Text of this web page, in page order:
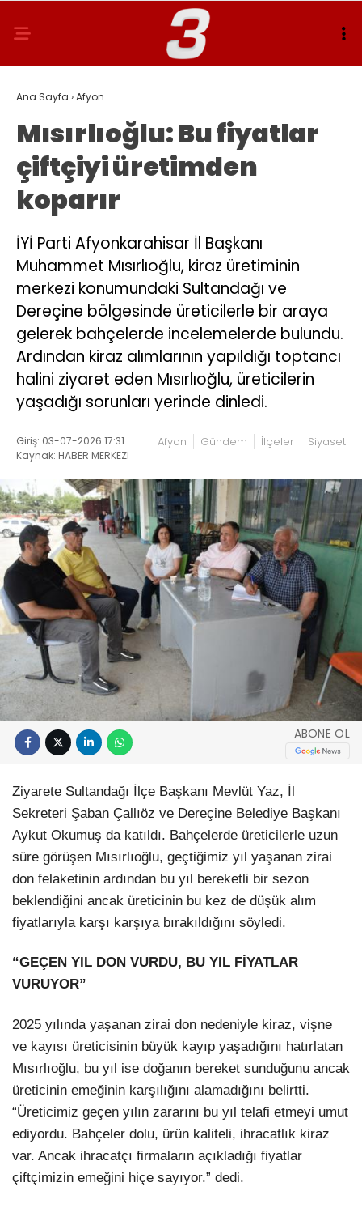
Ana Sayfa ›Afyon
Mısırlıoğlu: Bu fiyatlar
çiftçiyi üretimden
koparır
İYİ Parti Afyonkarahisar İl Başkanı
Muhammet Mısırlıoğlu, kiraz üretiminin
merkezi konumundaki Sultandağı ve
Dereçine bölgesinde üreticilerle bir araya
gelerek bahçelerde incelemelerde bulundu.
Ardından kiraz alımlarının yapıldığı toptancı
halini ziyaret eden Mısırlıoğlu, üreticilerin
yaşadığı sorunları yerinde dinledi.
Giriş: 03-07-2026 17:31
Kaynak: HABER MERKEZI
Afyon Gündem İlçeler Siyaset
ABONE OL
Ziyarete Sultandağı İlçe Başkanı Mevlüt Yaz, İl
Sekreteri Şaban Çallıöz ve Dereçine Belediye Başkanı
Aykut Okumuş da katıldı. Bahçelerde üreticilerle uzun
süre görüşen Mısırlıoğlu, geçtiğimiz yıl yaşanan zirai
don felaketinin ardından bu yıl bereketli bir sezon
beklendiğini ancak üreticinin bu kez de düşük alım
fiyatlarıyla karşı karşıya bırakıldığını söyledi.
“GEÇEN YIL DON VURDU, BU YIL FİYATLAR
VURUYOR”
2025 yılında yaşanan zirai don nedeniyle kiraz, vişne
ve kayısı üreticisinin büyük kayıp yaşadığını hatırlatan
Mısırlıoğlu, bu yıl ise doğanın bereket sunduğunu ancak
üreticinin emeğinin karşılığını alamadığını belirtti.
“Üreticimiz geçen yılın zararını bu yıl telafi etmeyi umut
ediyordu. Bahçeler dolu, ürün kaliteli, ihracatlık kiraz
var. Ancak ihracatçı firmaların açıkladığı fiyatlar
çiftçimizin emeğini hiçe sayıyor.” dedi.